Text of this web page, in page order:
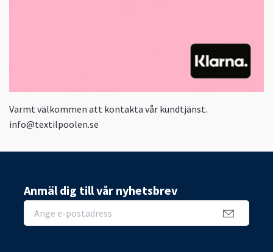
Varmt välkommen att kontakta vår kundtjänst.
info@textilpoolen.se
Anmäl dig till vår nyhetsbrev